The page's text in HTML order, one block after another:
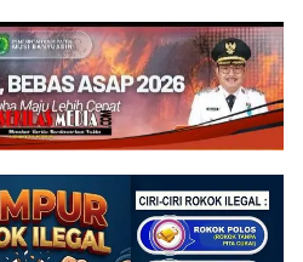
Rantauprapat Dijatuhi
Hukuman